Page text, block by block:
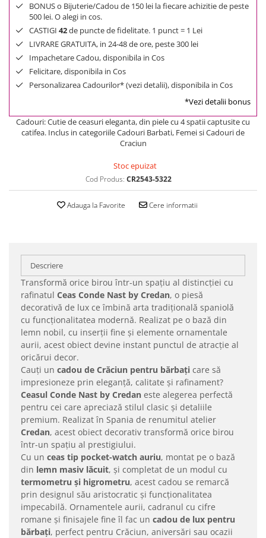
BONUS o Bijuterie/Cadou de 150 lei la fiecare achizitie de peste
500 lei. O alegi in cos.
CASTIGI 42de puncte de fidelitate. 1 punct = 1 Lei
LIVRARE GRATUITA, in 24-48 de ore, peste 300 lei
Impachetare Cadou, disponibila in Cos
Felicitare, disponibila in Cos
Personalizarea Cadourilor* (vezi detalii), disponibila in Cos
*Vezi detalii bonus
Cadouri: Cutie de ceasuri eleganta, din piele cu 4 spatii captusite cu
catifea. Inclus in categoriile Cadouri Barbati, Femei si Cadouri de
Craciun
Stoc epuizat
Cod Produs: CR2543-5322
Adauga la Favorite Cere informatii
Descriere
Transformă orice birou într-un spațiu al distincției cu
rafinatul Ceas Conde Nast by Credan, o piesă
decorativă de lux ce îmbină arta tradițională spaniolă
cu funcționalitatea modernă. Realizat pe o bază din
lemn nobil, cu inserții fine și elemente ornamentale
aurii, acest obiect devine instant punctul de atracție al
oricărui decor.
Cauți un cadou de Crăciun pentru bărbați care să
impresioneze prin eleganță, calitate și rafinament?
Ceasul Conde Nast by Credan este alegerea perfectă
pentru cei care apreciază stilul clasic și detaliile
premium. Realizat în Spania de renumitul atelier
Credan, acest obiect decorativ transformă orice birou
într-un spațiu al prestigiului.
Cu un ceas tip pocket-watch auriu, montat pe o bază
din lemn masiv lăcuit, și completat de un modul cu
termometru și higrometru, acest cadou se remarcă
prin designul său aristocratic și funcționalitatea
impecabilă. Ornamentele aurii, cadranul cu cifre
romane și finisajele fine îl fac un cadou de lux pentru
bărbați, perfect pentru Crăciun, aniversări sau ocazii